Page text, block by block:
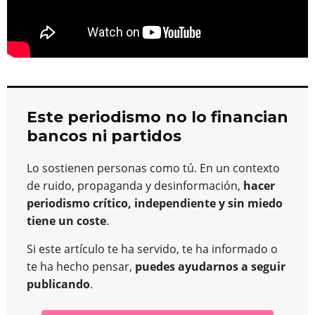
Este periodismo no lo financian
bancos ni partidos
Lo sostienen personas como tú. En un contexto
de ruido, propaganda y desinformación, hacer
periodismo crítico, independiente y sin miedo
tiene un coste.
Si este artículo te ha servido, te ha informado o
te ha hecho pensar, puedes ayudarnos a seguir
publicando.